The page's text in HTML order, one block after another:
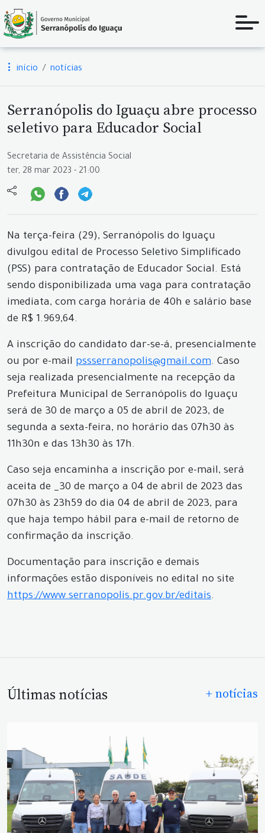
início notícias
Serranópolis do Iguaçu abre processo
seletivo para Educador Social
Secretaria de Assistência Social
ter, 28 mar 2023 - 21:00
Na terça-feira (29), Serranópolis do Iguaçu
divulgou edital de Processo Seletivo Simplificado
(PSS) para contratação de Educador Social. Está
sendo disponibilizada uma vaga para contratação
imediata, com carga horária de 40h e salário base
de R$ 1.969,64.
A inscrição do candidato dar-se-á, presencialmente
ou por e-mail pssserranopolis@gmail.com. Caso
seja realizada presencialmente na recepção da
Prefeitura Municipal de Serranópolis do Iguaçu
será de 30 de março a 05 de abril de 2023, de
segunda a sexta-feira, no horário das 07h30 às
11h30n e das 13h30 às 17h.
Caso seja encaminha a inscrição por e-mail, será
aceita de _30 de março a 04 de abril de 2023 das
07h30 às 23h59 do dia 04 de abril de 2023, para
que haja tempo hábil para e-mail de retorno de
confirmação da inscrição.
Documentação para inscrição e demais
informações estão disponíveis no edital no site
https://www.serranopolis.pr.gov.br/editais.
Últimas notícias + notícias